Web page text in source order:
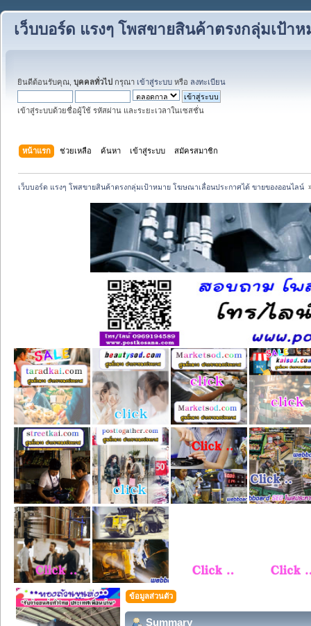
เว็บบอร์ด แรงๆ โพสขายสินค้าตรงกลุ่มเป้
ยินดีต้อนรับคุณ, บุคคลทั่วไป กรุณา เข้าสู่ระบบ หรือ ลงทะเบียน
เข้าสู่ระบบด้วยชื่อผู้ใช้ รหัสผ่าน และระยะเวลาในเซสชั่น
หน้าแรก ช่วยเหลือ ค้นหา เข้าสู่ระบบ สมัครสมาชิก
เว็บบอร์ด แรงๆ โพสขายสินค้าตรงกลุ่มเป้าหมาย โฆษณาเลื่อนประกาศได้ ขายของออนไลน์
ข้อมูลส่วนตัว
Summary